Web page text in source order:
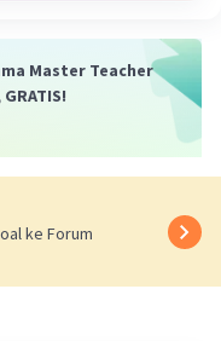
kepentingan rakyat.
kemerdekaan.
Master Teacher
ke Forum